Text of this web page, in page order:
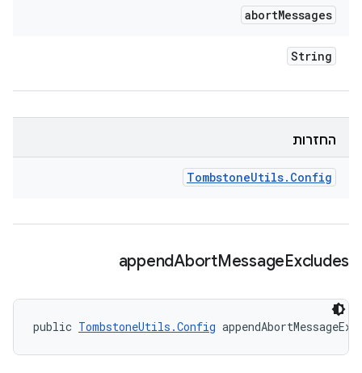
abortMessages
String
החזרות
TombstoneUtils. Config
appendAbortMessageExcludes
public TombstoneUtils.Config